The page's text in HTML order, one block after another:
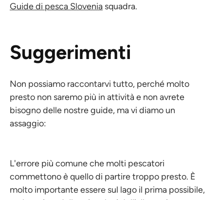
Guide di pesca Slovenia squadra.
Suggerimenti
Non possiamo raccontarvi tutto, perché molto
presto non saremo più in attività e non avrete
bisogno delle nostre guide, ma vi diamo un
assaggio:
L'errore più comune che molti pescatori
commettono è quello di partire troppo presto. È
molto importante essere sul lago il prima possibile,